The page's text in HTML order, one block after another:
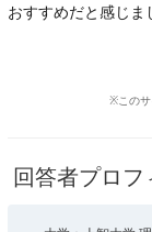
おすすめだと感じ
※このサ
回答者プロフ